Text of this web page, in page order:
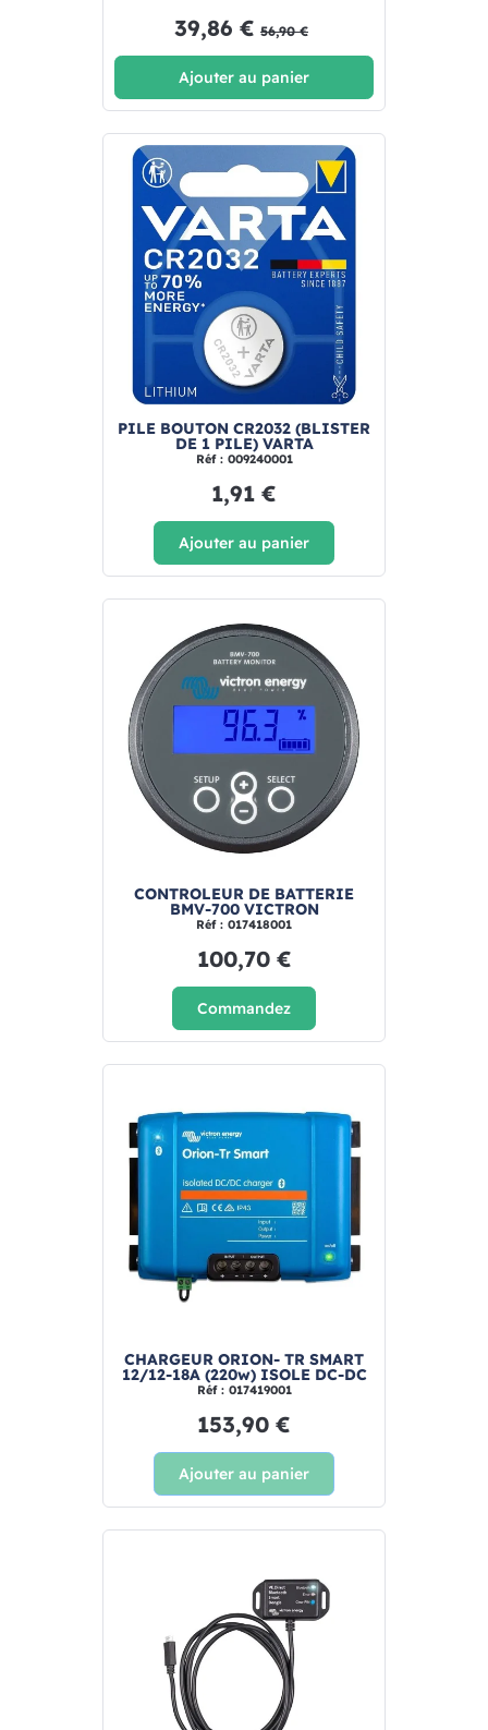
39,86 € 56,90 €
Ajouter au panier
PILE BOUTON CR2032 (BLISTER
DE 1 PILE) VARTA
Réf : 009240001
1,91 €
Ajouter au panier
CONTROLEUR DE BATTERIE
BMV-700 VICTRON
Réf : 017418001
100,70 €
Commandez
CHARGEUR ORION- TR SMART
12/12-18A (220w) ISOLE DC-DC
Réf : 017419001
153,90 €
Ajouter au panier